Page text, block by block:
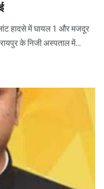
हादसे में घायल 1 और मजदूर
के निजी अस्पताल में
21 हो गई है। हादसे में कुल